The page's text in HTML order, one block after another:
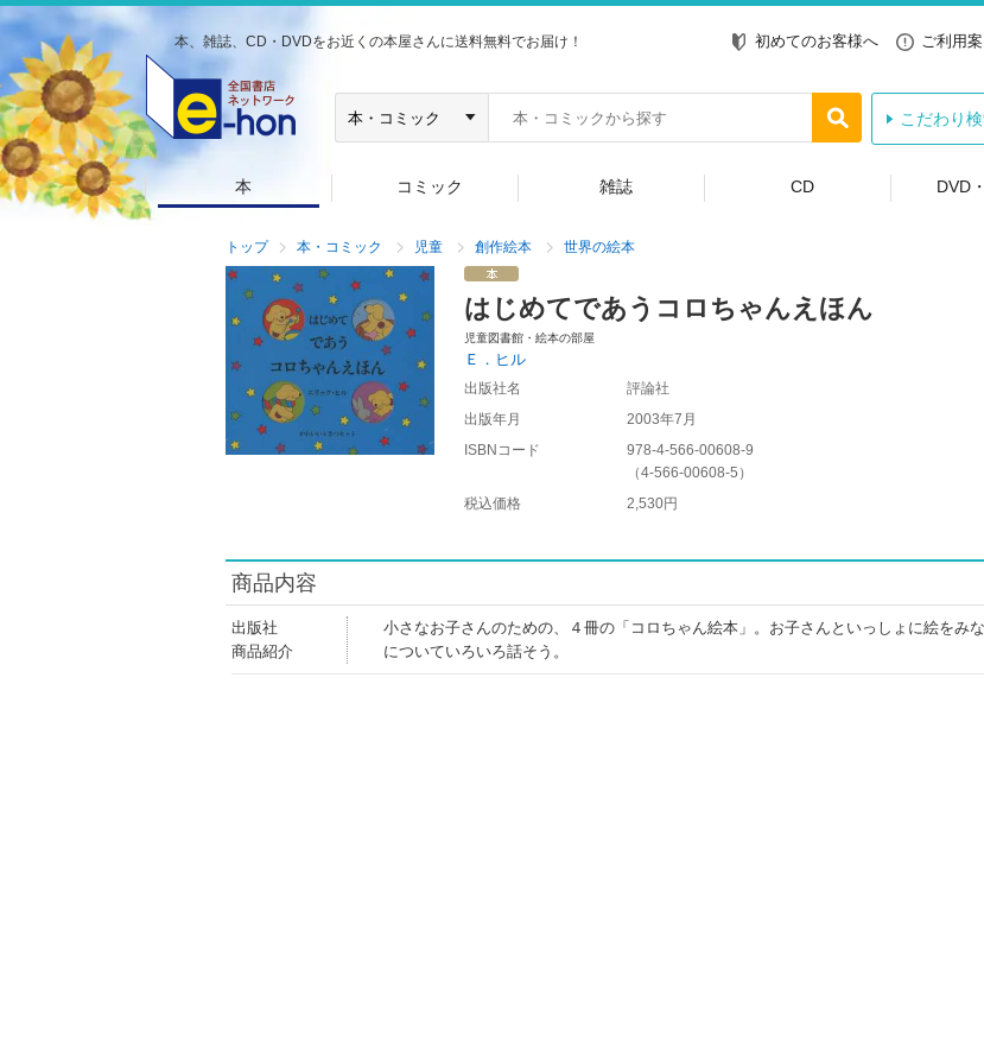
本、雑誌、CD・DVDをお近くの本屋さんに送料無料でお届け！ 初めてのお客様へ ご利用
こだわり
本 コミック 雑誌 CD DVD
トップ 本・コミック 児童 創作絵本 世界の絵本
はじめてであうコロちゃんえほん
児童図書館・絵本の部屋
Ｅ．ヒル
出版社名
評論社
出版年月
2003年7月
ISBNコード
978-4-566-00608-9
（4-566-00608-5 ）
税込価格
2,530円
商品内容
出版社
商品紹介
小さなお子さんのための、４冊の「コロちゃん絵本」。お子さんといっしょに絵をみ
についていろいろ話そう。